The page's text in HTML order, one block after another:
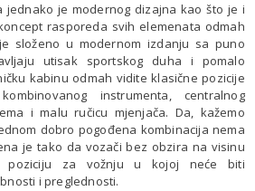
jednako je modernog dizajna kao što je i
rasporeda svih elemenata odmah
složeno u modernom izdanju sa puno
utisak sportskog duha i pomalo
kabinu odmah vidite klasične pozicije
instrumenta, centralnog
i malu ručicu mjenjača. Da, kažemo
dobro pogođena kombinacija nema
je tako da vozači bez obzira na visinu
poziciju za vožnju u kojoj neće biti
i preglednosti.